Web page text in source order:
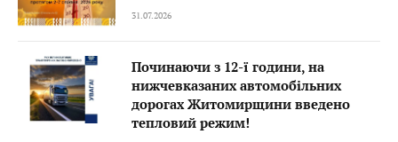
31.07.2026
Починаючи з 12-ї години, на
нижчевказаних автомобільних
дорогах Житомирщини введено
тепловий режим!